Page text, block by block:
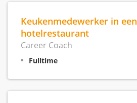
Keukenmedewerker in een
hotelrestaurant
Career Coach
Fulltime